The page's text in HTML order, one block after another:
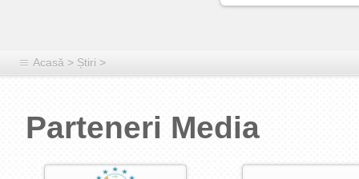
Acasă > Știri >
Parteneri Media